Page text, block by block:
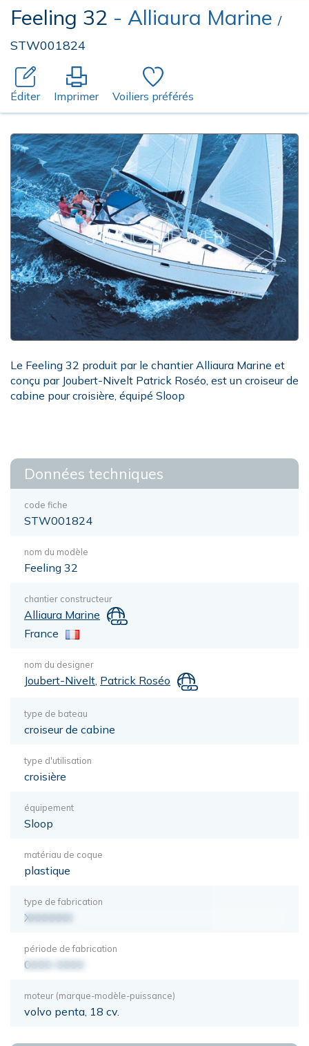
Feeling 32 - Alliaura Marine /
STW001824
Éditer Imprimer Voiliers préférés
Le Feeling 32 produit par le chantier Alliaura Marine et
conçu par Joubert-Nivelt Patrick Roséo, est un croiseur de
cabine pour croisière, équipé Sloop
Données techniques
code fiche
STW001824
nom du modèle
Feeling 32
chantier constructeur
Alliaura Marine
France
nom du designer
Joubert-Nivelt Patrick Roséo
type de bateau
croiseur de cabine
type d'utilisation
croisière
équipement
Sloop
matériau de coque
plastique
type de fabrication
XXXXXXX
période de fabrication
0000-0000
moteur (marque-modèle-puissance)
volvo penta, 18 cv.